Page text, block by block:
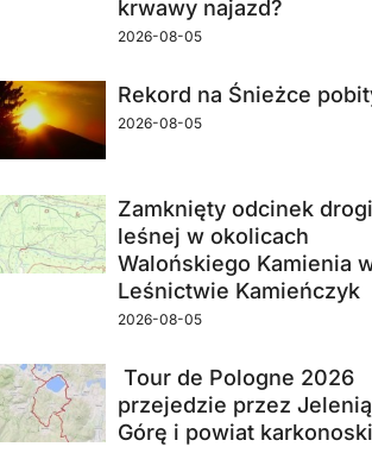
krwawy najazd?
2026-08-05
Rekord na Śnieżce
2026-08-05
Zamknięty odcinek drogi
leśnej w okolicach
Walońskiego Kamienia
Leśnictwie Kamieńczyk
2026-08-05
Tour de Pologne 2026
przejedzie przez Jelenią
Górę i powiat karkonoski